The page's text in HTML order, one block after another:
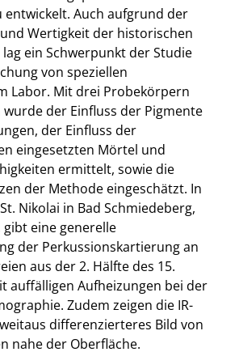
entwickelt. Auch aufgrund der
Wertigkeit der historischen
ein Schwerpunkt der Studie
von speziellen
Labor. Mit drei Probekörpern
der Einfluss der Pigmente
der Einfluss der
eingesetzten Mörtel und
ermittelt, sowie die
der Methode eingeschätzt. In
Nikolai in Bad Schmiedeberg,
gibt eine generelle
der Perkussionskartierung an
aus der 2. Hälfte des 15.
auffälligen Aufheizungen bei der
Zudem zeigen die IR-
differenzierteres Bild von
nahe der Oberfläche.